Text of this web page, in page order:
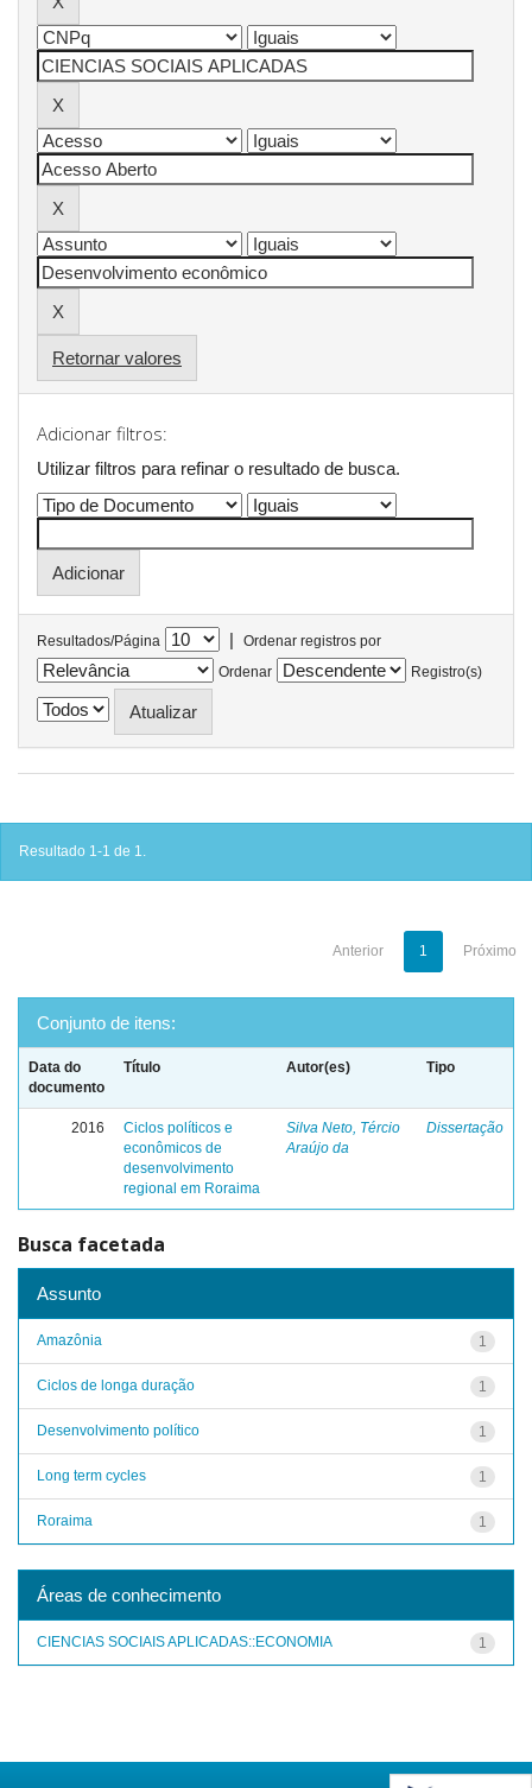
Retornar valores
Adicionar filtros:
Utilizar filtros para refinar o resultado de busca.
Resultados/Página |
Ordenar registros por
Ordenar
Registro(s)
Resultado 1-1 de 1.
Anterior 1 Próximo
Conjunto de itens:
Data do
documento
Título Autor(es) Tipo
2016
Ciclos políticos e
econômicos de
desenvolvimento
regional em Roraima
Silva Neto, Tércio
Araújo da
Dissertação
Busca facetada
Assunto
1
Amazônia
1
Ciclos de longa duração
1
Desenvolvimento político
1
Long term cycles
1
Roraima
Áreas de conhecimento
1
CIENCIAS SOCIAIS APLICADAS::ECONOMIA